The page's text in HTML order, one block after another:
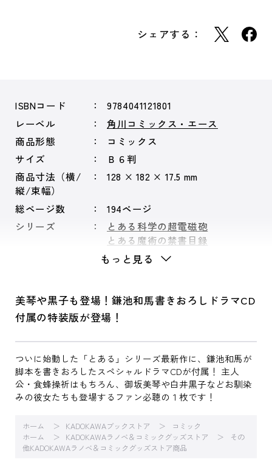
シェアする：
ISBNコード
9784041121801
レーベル
角川コミックス・エース
商品形態
コミックス
サイズ
Ｂ６判
商品寸法（横/
縦/束幅）
128 × 182 × 17.5 mm
総ページ数
194ページ
シリーズ
とある科学の超電磁砲
とある魔術の禁書目録
もっと見る
美琴や黒子も登場！鎌池和馬書きおろしドラマCD
付属の特装版が登場！
ついに始動した「とある」シリーズ最新作に、鎌池和馬が
脚本を書きおろしたスペシャルドラマCDが付属！ 主人
公・食蜂操祈はもちろん、御坂美琴や白井黒子などお馴染
みの彼女たちも登場するファン必聴の１枚です！
ホーム KADOKAWAブックストア
コミック
ホーム
KADOKAWAラノベ＆コミックグッズストア
その
他KADOKAWAラノベ＆コミックグッズストア商品